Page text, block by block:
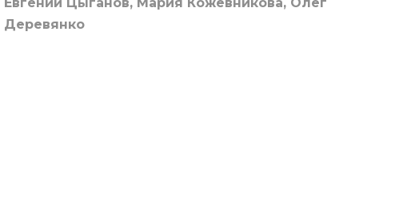
Цыганов, Мария Кожевникова, Олег
Деревянко